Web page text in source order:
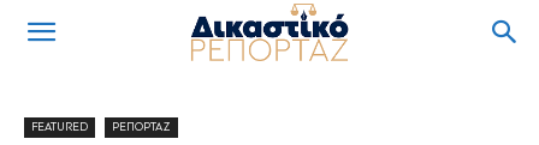
FEATURED ΡΕΠΟΡΤΑΖ